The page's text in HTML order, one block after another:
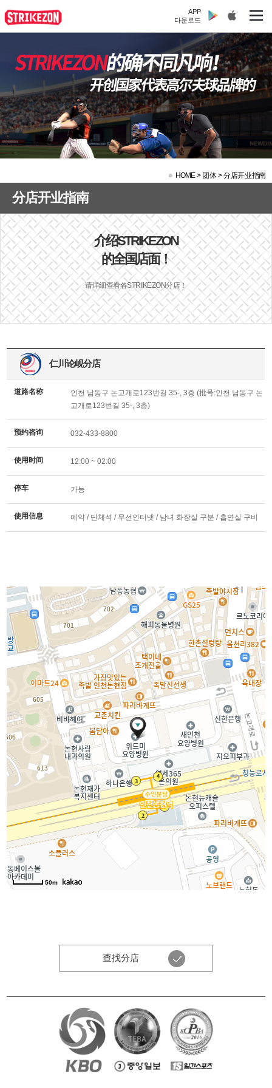
APP
다운로드
分店开业指南
HOME> 团体 >分店开业指南
介绍STRIKEZON
的全国店面！
请详细查看各STRIKEZON分店！
仁川论岘分店
道路名称
인천 남동구 논고개로123번길 35-, 3층 (批号:인천 남동구 논
고개로123번길 35-, 3층)
预约咨询 032-433-8800
使用时间 12:00 ~ 02:00
停车 가능
使用信息 예약 / 단체석 / 무선인터넷 / 남녀 화장실 구분 / 흡연실 구비
50m
查找分店